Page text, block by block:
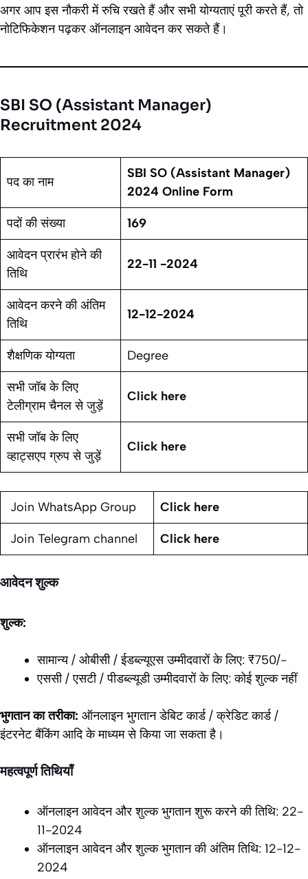
अगर आप इस नौकरी में रुचि रखते हैं और सभी योग्यताएं पूरी करते हैं, तो
नोटिफिकेशन पढ़कर ऑनलाइन आवेदन कर सकते हैं।
SBI SO (Assistant Manager)
Recruitment 2024
पद का नाम
SBI SO (Assistant Manager)
2024 Online Form
पदों की संख्या 169
आवेदन प्रारंभ होने की
तिथि
22-11 -2024
आवेदन करने की अंतिम
तिथि
12-12-2024
शैक्षणिक योग्यता Degree
सभी जॉब के लिए
टेलीग्राम चैनल से जुड़ें
Click here
सभी जॉब के लिए
व्हाट्सएप ग्रुप से जुड़ें
Click here
Join WhatsApp Group Click here
Join Telegram channel Click here
आवेदन शुल्क
शुल्क:
सामान्य / ओबीसी / ईडब्ल्यूएस उम्मीदवारों के लिए: ₹750/-
एससी / एसटी / पीडब्ल्यूडी उम्मीदवारों के लिए: कोई शुल्क नहीं
भुगतान का तरीका: ऑनलाइन भुगतान डेबिट कार्ड / क्रेडिट कार्ड /
इंटरनेट बैंकिंग आदि के माध्यम से किया जा सकता है।
महत्वपूर्ण तिथियाँ
ऑनलाइन आवेदन और शुल्क भुगतान शुरू करने की तिथि: 22-
11-2024
ऑनलाइन आवेदन और शुल्क भुगतान की अंतिम तिथि: 12-12-
2024